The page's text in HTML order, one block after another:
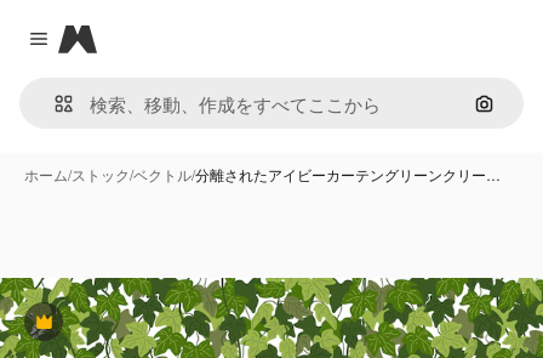
Close menu
Magnific
画像で
ホーム/ストック/ベクトル/分離されたアイビーカーテングリーンクリー…
Premium